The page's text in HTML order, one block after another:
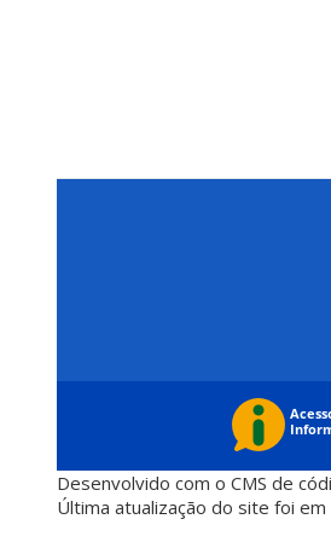
Desenvolvido com o CMS de
Última atualização do site foi